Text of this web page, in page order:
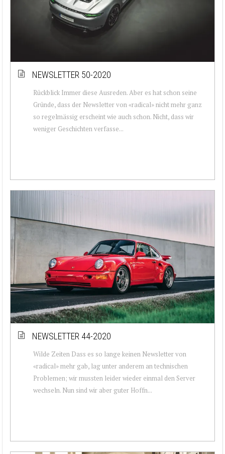
NEWSLETTER 50-2020
Rückblick Immer diese Ausreden. Aber es hat schon seine
Gründe, dass der Newsletter von «radical» nicht mehr ganz
so regelmässig erscheint wie auch schon. Nicht, dass wir
weniger Geschichten verfasse...
NEWSLETTER 44-2020
Wilde Zeiten Dass es so lange keinen Newsletter von
«radical» mehr gab, lag unter anderem an technischen
Problemen; wir mussten leider wieder einmal den Server
wechseln. Nun sind wir aber guter Hoffn...